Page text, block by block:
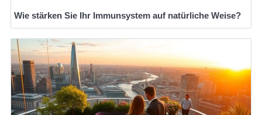
Wie stärken Sie Ihr Immunsystem auf natürliche Weise?